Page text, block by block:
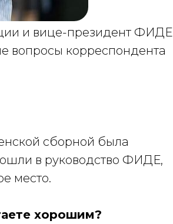
и вице-президент ФИДЕ
вопросы корреспондента
сборной была
в руководство ФИДЕ,
место.
хорошим?